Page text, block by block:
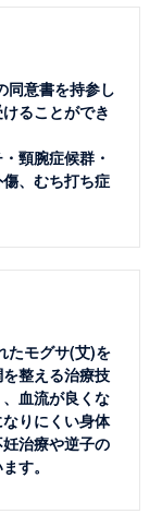
同意書を持参し
ることができ
頸腕症候群・
、むち打ち症
たモグサ(艾)を
整える治療技
血流が良くな
りにくい身体
治療や逆子の
す。